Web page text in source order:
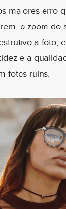
maiores erro
o zoom do
a foto,
e a
fotos ruins.